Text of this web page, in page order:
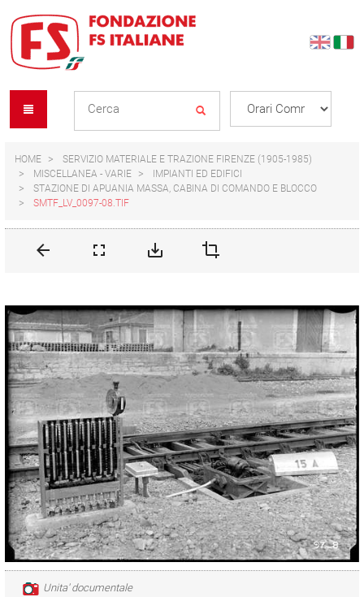
content
navigation
menu
HOME
SERVIZIO MATERIALE E TRAZIONE FIRENZE (1905-1985)
MISCELLANEA - VARIE
IMPIANTI ED EDIFICI
STAZIONE DI APUANIA MASSA, CABINA DI COMANDO E BLOCCO
SMTF_LV_0097-08.TIF
Unita' documentale